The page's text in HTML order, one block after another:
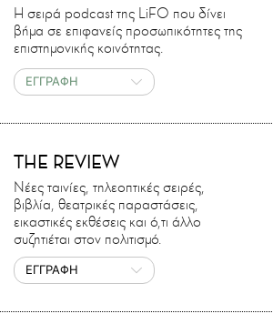
H σειρά podcast της LiFO που δίνει
βήμα σε επιφανείς προσωπικότητες της
επιστημονικής κοινότητας.
ΕΓΓΡΑΦΗ
THE REVIEW
Νέες ταινίες, τηλεοπτικές σειρές,
βιβλία, θεατρικές παραστάσεις,
εικαστικές εκθέσεις και ό,τι άλλο
συζητιέται στον πολιτισμό.
ΕΓΓΡΑΦΗ